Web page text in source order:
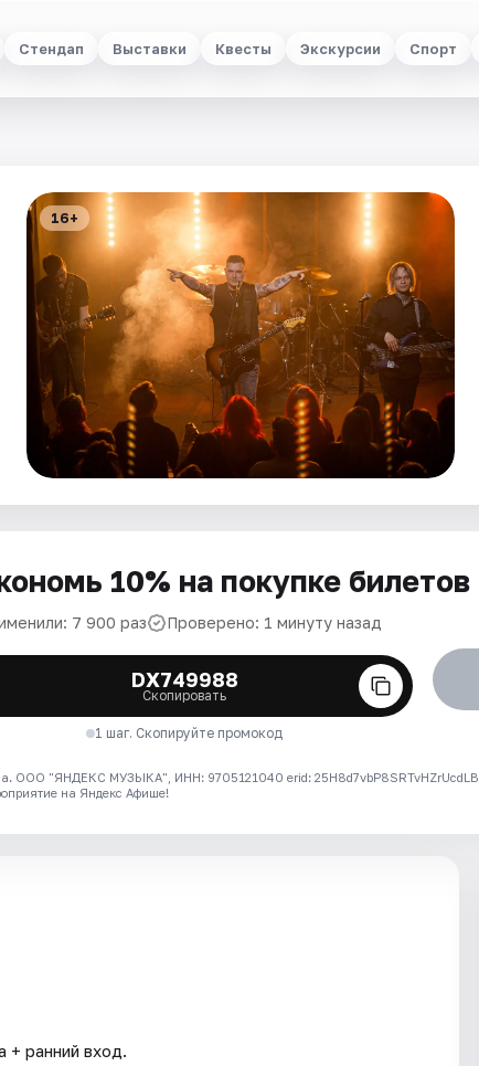
Стендап Выставки Квесты Экскурсии Спорт
16+
10% на покупке билетов
7 900 раз Проверено: 1 минуту назад
DX749988
Скопировать
1 шаг. Скопируйте промокод
ООО "ЯНДЕКС МУЗЫКА", ИНН: 9705121040 erid: 25H8d7vbP8SRTvHZrUcdLB
на Яндекс Афише!
+ ранний вход.